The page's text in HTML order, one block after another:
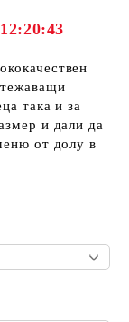
12:20:42
така и за
и дали да
от долу в